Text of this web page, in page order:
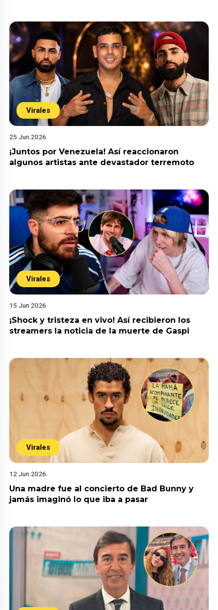
Virales
25 Jun 2026
¡Juntos por Venezuela! Así reaccionaron
algunos artistas ante devastador terremoto
Virales
15 Jun 2026
¡Shock y tristeza en vivo! Así recibieron los
streamers la noticia de la muerte de Gaspi
Virales
12 Jun 2026
Una madre fue al concierto de Bad Bunny y
jamás imaginó lo que iba a pasar